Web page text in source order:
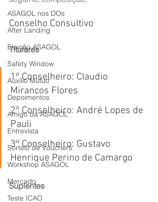
ASAGOL nos DOs
After Landing
Eleição ASAGOL
Safety Window
Auxílio Mútuo
Depoimentos
Amigo da ASAGOL
Entrevista
Sorteio de Vouchers
Workshop ASAGOL
Mercado
Teste ICAO
Conselho Consultivo
Titulares
1º Conselheiro: Claudio
Mirancos Flores
2º Conselheiro: André Lopes de
Pauli
3º Conselheiro: Gustavo
Henrique Perino de Camargo
Suplentes